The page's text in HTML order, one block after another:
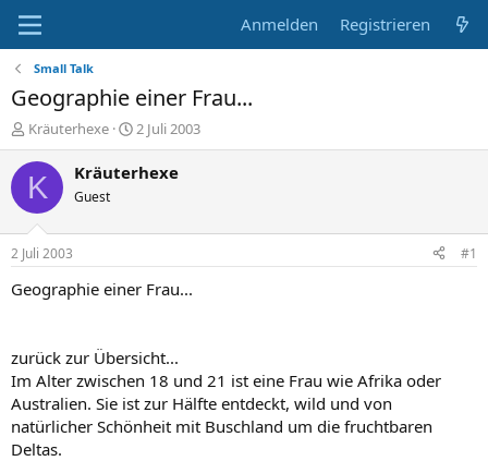
Anmelden Registrieren
Small Talk
Geographie einer Frau...
E
r
s
e
r
Kräuterhexe
E
r
s
t
a
2 Juli 2003
K Kräuterhexe
Guest
2 Juli 2003 #1
Geographie einer Frau...
zurück zur Übersicht...
Im Alter zwischen 18 und 21 ist eine Frau wie Afrika oder
Australien. Sie ist zur Hälfte entdeckt, wild und von
natürlicher Schönheit mit Buschland um die fruchtbaren
Deltas.